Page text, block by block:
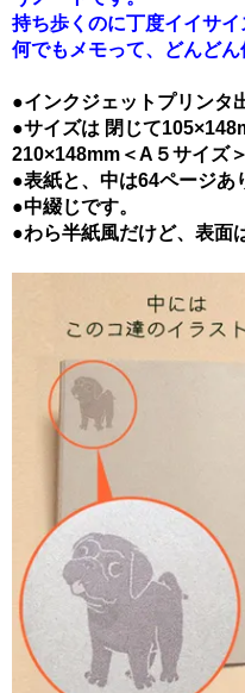
持ち歩くのに丁度イイサイ
何でもメモって、どんどん
●インクジェットプリンタ
●サイズは 閉じて
210×148mm＜A５サイズ＞
●表紙と、中は64ページあ
●中綴じです。
●わら半紙風だけど、表面